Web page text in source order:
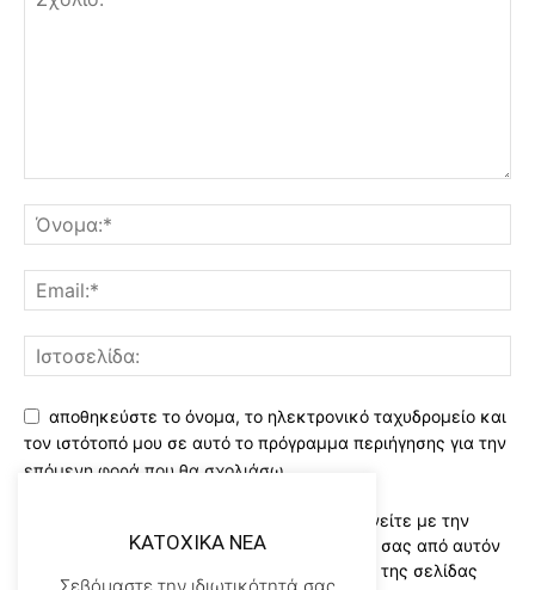
αποθηκεύστε το όνομα, το ηλεκτρονικό ταχυδρομείο και
τον ιστότοπό μου σε αυτό το πρόγραμμα περιήγησης για την
επόμενη φορά που θα σχολιάσω.
Χρησιμοποιώντας αυτό το έντυπο συμφωνείτε με την
αποθήκευση και χειρισμό των δεδομένων σας από αυτόν
τον ιστότοπο..Διαβάστε του ορους χρήσης της σελίδας
KATOXIKA NEA